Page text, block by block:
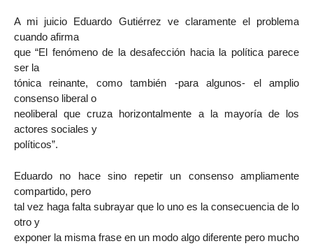
A mi juicio Eduardo Gutiérrez ve claramente el problema
cuando afirma
que “El fenómeno de la desafección hacia la política parece
ser la
tónica reinante, como también -para algunos- el amplio
consenso liberal o
neoliberal que cruza horizontalmente a la mayoría de los
actores sociales y
políticos”.
Eduardo no hace sino repetir un consenso ampliamente
compartido, pero
tal vez haga falta subrayar que lo uno es la consecuencia de lo
otro y
exponer la misma frase en un modo algo diferente pero mucho